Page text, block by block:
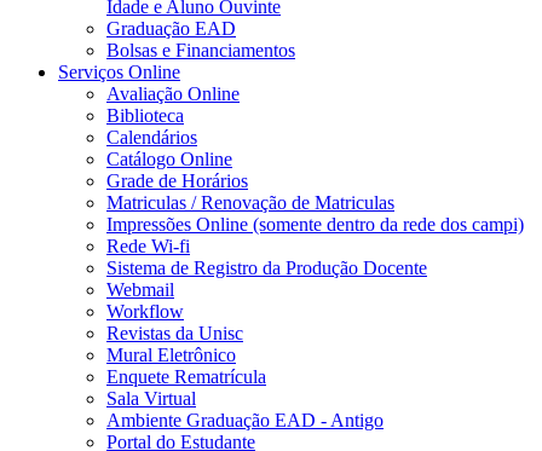
Idade e Aluno Ouvinte
Graduação EAD
Bolsas e Financiamentos
Serviços Online
Avaliação Online
Biblioteca
Calendários
Catálogo Online
Grade de Horários
Matriculas / Renovação de Matriculas
Impressões Online (somente dentro da rede dos campi)
Rede Wi-fi
Sistema de Registro da Produção Docente
Webmail
Workflow
Revistas da Unisc
Mural Eletrônico
Enquete Rematrícula
Sala Virtual
Ambiente Graduação EAD - Antigo
Portal do Estudante